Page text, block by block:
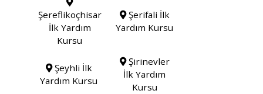
Şereflikoçhisar
İlk Yardım
Kursu
Şerifali İlk
Yardım Kursu
Şeyhli İlk
Yardım Kursu
Şirinevler
İlk Yardım
Kursu